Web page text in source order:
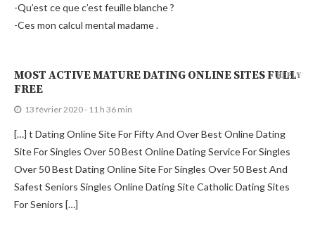
-Qu’est ce que c’est feuille blanche ?
-Ces mon calcul mental madame .
MOST ACTIVE MATURE DATING ONLINE SITES FULL
FREE
13 février 2020 - 11 h 36 min
[…] t Dating Online Site For Fifty And Over Best Online Dating
Site For Singles Over 50 Best Online Dating Service For Singles
Over 50 Best Dating Online Site For Singles Over 50 Best And
Safest Seniors Singles Online Dating Site Catholic Dating Sites
For Seniors […]
REPLY